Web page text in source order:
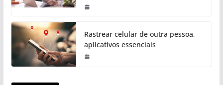
Rastrear celular de outra pessoa,
aplicativos essenciais